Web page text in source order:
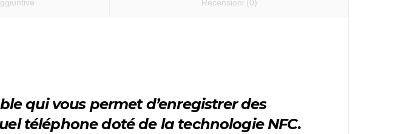
électrique
Recensioni (0)
qui vous permet d’enregistrer des
téléphone doté de la technologie NFC.